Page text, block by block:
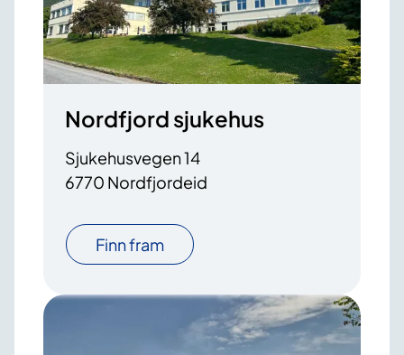
Nordfjord sjukehus
Sjukehusvegen 14
6770 Nordfjordeid
Finn fram